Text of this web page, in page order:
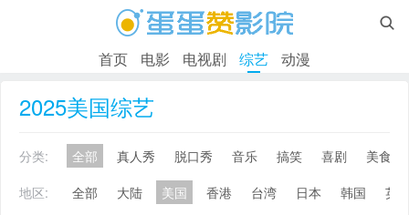

首页 电影 电视剧 综艺 动漫
2025美国综艺
分类: 全部 真人秀 脱口秀 音乐 搞笑 喜剧
美食
地区:
全部 大陆 美国 香港 台湾 日本 韩国
英